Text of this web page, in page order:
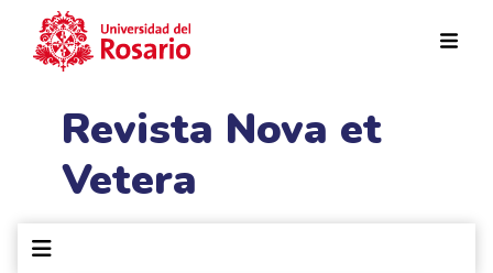
Revista Nova et
Vetera